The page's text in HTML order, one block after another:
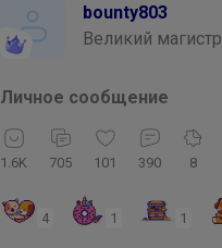
bounty803
Великий магистр
Личное сообщение
1.6K 705 101 390 8
4 1 1